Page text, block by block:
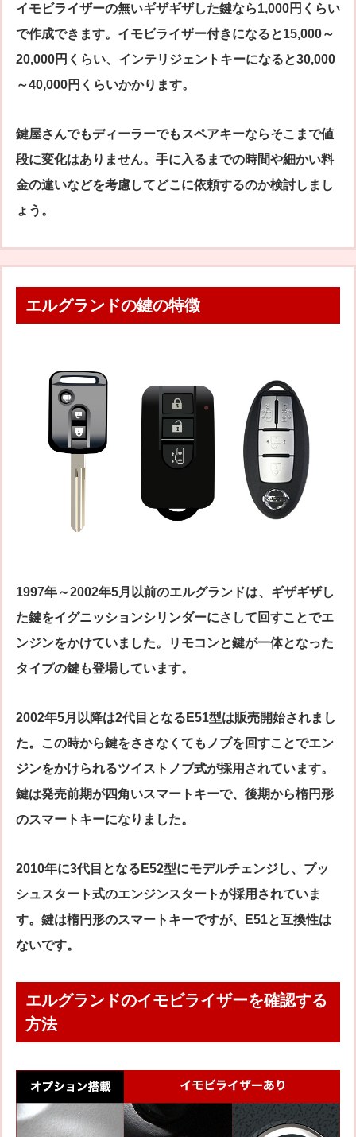
イモビライザーの無いギザギザした鍵なら1,000円くらい
で作成できます。イモビライザー付きになると15,000～
20,000円くらい、インテリジェントキーになると30,000
～40,000円くらいかかります。
鍵屋さんでもディーラーでもスペアキーならそこまで値
段に変化はありません。手に入るまでの時間や細かい料
金の違いなどを考慮してどこに依頼するのか検討しまし
ょう。
エルグランドの鍵の特徴
1997年～2002年5月以前のエルグランドは、ギザギザし
た鍵をイグニッションシリンダーにさして回すことでエ
ンジンをかけていました。リモコンと鍵が一体となった
タイプの鍵も登場しています。
2002年5月以降は2代目となるE51型は販売開始されまし
た。この時から鍵をささなくてもノブを回すことでエン
ジンをかけられるツイストノブ式が採用されています。
鍵は発売前期が四角いスマートキーで、後期から楕円形
のスマートキーになりました。
2010年に3代目となるE52型にモデルチェンジし、プッ
シュスタート式のエンジンスタートが採用されていま
す。鍵は楕円形のスマートキーですが、E51と互換性は
ないです。
エルグランドのイモビライザーを確認する
方法